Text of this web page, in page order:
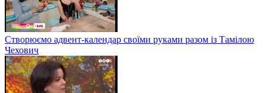
Створюємо адвент-календар своїми руками разом із Тамілою
Чехович